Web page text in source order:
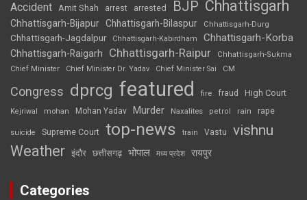
Accident Amit Shah arrest arrested BJP Chhattisgarh
Chhattisgarh-Bijapur Chhattisgarh-Bilaspur Chhattisgarh-Durg
Chhattisgarh-Jagdalpur Chhattisgarh-Kabirdham Chhattisgarh-Korba
Chhattisgarh-Raigarh Chhattisgarh-Raipur
Chhattisgarh-Sukma
Chief Minister
Chief Minister Dr. Yadav Chief Minister Sai CM
Congress dprcg featured fire fraud High Court
Kejriwal mohan Mohan Yadav Murder Naxalites petrol rain rape
suicide Supreme Court top-news train Vastu vishnu
Weather इंदौर छत्तीसगढ़ भोपाल मध्य प्रदेश रायपुर
Categories